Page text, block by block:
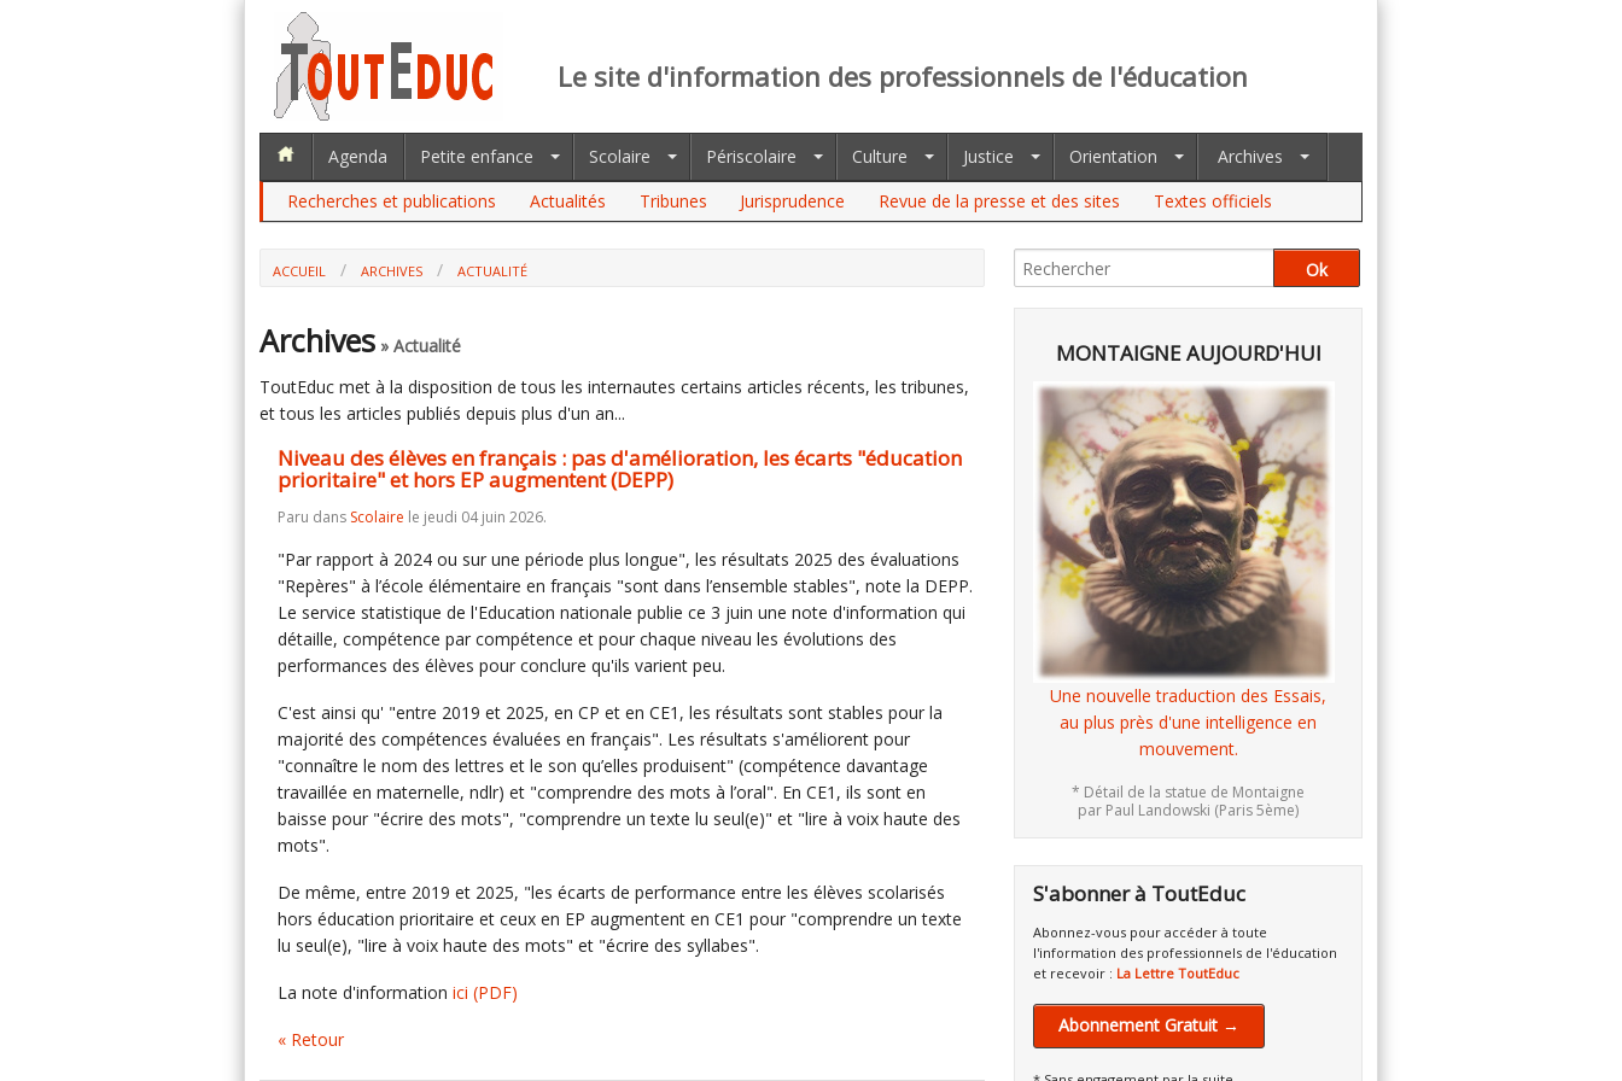
Le site d'information des professionnels de l'éducation
Agenda Petite enfance Scolaire Périscolaire Culture Justice Orientation
Archives
Recherches et publications
Actualités Tribunes Jurisprudence Revue de la presse et des sites Textes officiels
ACCUEIL ARCHIVES
ACTUALITÉ
HORS EP AUGMENTENT (DEPP)
Archives » Actualité
ToutEduc met à la disposition de tous les internautes certains articles récents, les tribunes,
et tous les articles publiés depuis plus d'un an...
Niveau des élèves en français : pas d'amélioration, les écarts "éducation
prioritaire" et hors EP augmentent (DEPP)
Paru dans Scolaire le jeudi 04 juin 2026.
"Par rapport à 2024 ou sur une période plus longue", les résultats 2025 des évaluations
"Repères" à l’école élémentaire en français "sont dans l’ensemble stables", note la DEPP.
Le service statistique de l'Education nationale publie ce 3 juin une note d'information qui
détaille, compétence par compétence et pour chaque niveau les évolutions des
performances des élèves pour conclure qu'ils varient peu.
C'est ainsi qu' "entre 2019 et 2025, en CP et en CE1, les résultats sont stables pour la
majorité des compétences évaluées en français". Les résultats s'améliorent pour
"connaître le nom des lettres et le son qu’elles produisent" (compétence davantage
travaillée en maternelle, ndlr) et "comprendre des mots à l’oral". En CE1, ils sont en
baisse pour "écrire des mots", "comprendre un texte lu seul(e)" et "lire à voix haute des
mots".
De même, entre 2019 et 2025, "les écarts de performance entre les élèves scolarisés
hors éducation prioritaire et ceux en EP augmentent en CE1 pour "comprendre un texte
lu seul(e), "lire à voix haute des mots" et "écrire des syllabes".
La note d'information ici (PDF)
« Retour
MONTAIGNE AUJOURD'HUI
Une nouvelle traduction des Essais,
au plus près d'une intelligence en
mouvement.
* Détail de la statue de Montaigne
par Paul Landowski (Paris 5ème)
S'abonner à ToutEduc
Abonnez-vous pour accéder à toute
l'information des professionnels de l'éducation
et recevoir : La Lettre ToutEduc
Abonnement Gratuit →